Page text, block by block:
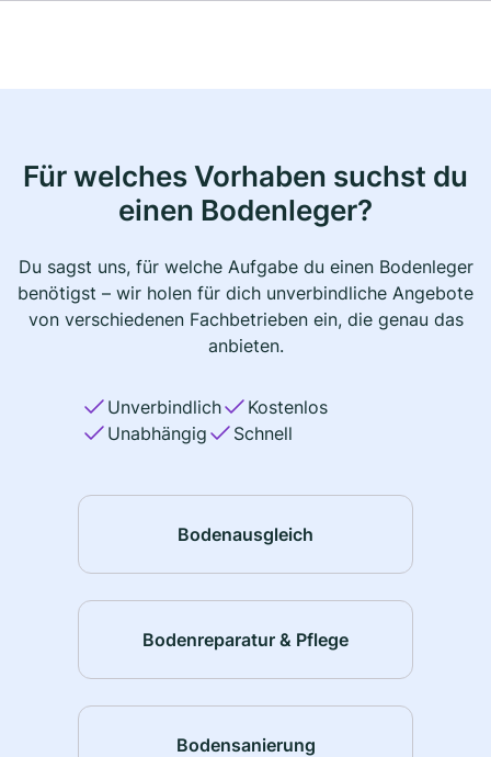
Für welches Vorhaben suchst du
einen Bodenleger?
Du sagst uns, für welche Aufgabe du einen Bodenleger
benötigst – wir holen für dich unverbindliche Angebote
von verschiedenen Fachbetrieben ein, die genau das
anbieten.
Unverbindlich
Kostenlos
Unabhängig
Schnell
Bodenausgleich
Bodenreparatur & Pflege
Bodensanierung